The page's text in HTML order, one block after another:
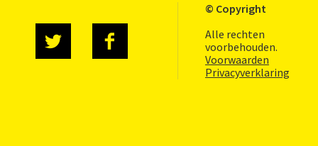
© Copyright
Alle rechten
voorbehouden.
Voorwaarden
Privacyverklaring